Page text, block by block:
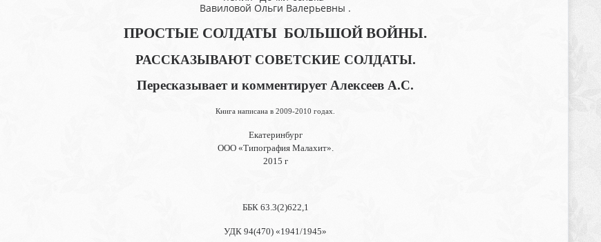
Вавиловой Ольги Валерьевны .
ПРОСТЫЕ СОЛДАТЫ БОЛЬШОЙ ВОЙНЫ.
РАССКАЗЫВАЮТ СОВЕТСКИЕ СОЛДАТЫ.
Пересказывает и комментирует Алексеев А.С.
Книга написана в 2009-2010 годах.
Екатеринбург
ООО «Типография Малахит».
2015 г
ББК 63.3(2)622,1
УДК 94(470) «1941/1945»